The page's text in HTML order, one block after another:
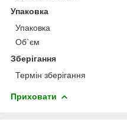
Упаковка
Упаковка
Об`єм
Зберігання
Термін зберігання
Приховати